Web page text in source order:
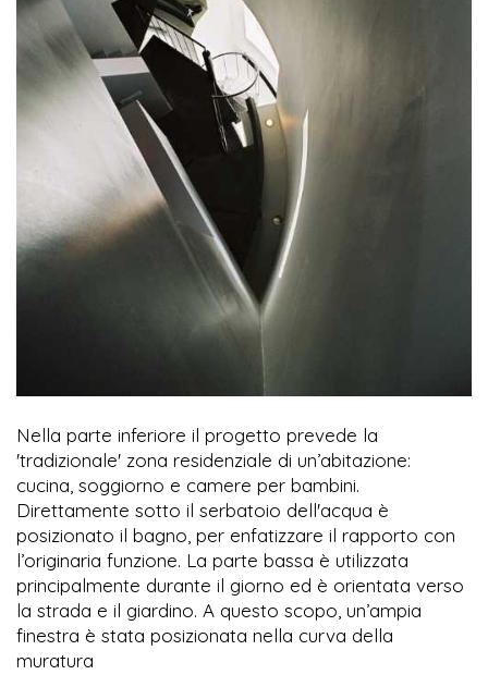
Nella parte inferiore il progetto prevede la
'tradizionale' zona residenziale di un’abitazione:
cucina, soggiorno e camere per bambini.
Direttamente sotto il serbatoio dell'acqua è
posizionato il bagno, per enfatizzare il rapporto con
l’originaria funzione. La parte bassa è utilizzata
principalmente durante il giorno ed è orientata verso
la strada e il giardino. A questo scopo, un’ampia
finestra è stata posizionata nella curva della
muratura